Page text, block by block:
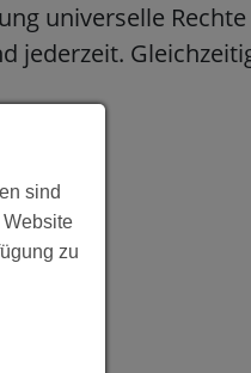
universelle
jederzeit.
sind
zu